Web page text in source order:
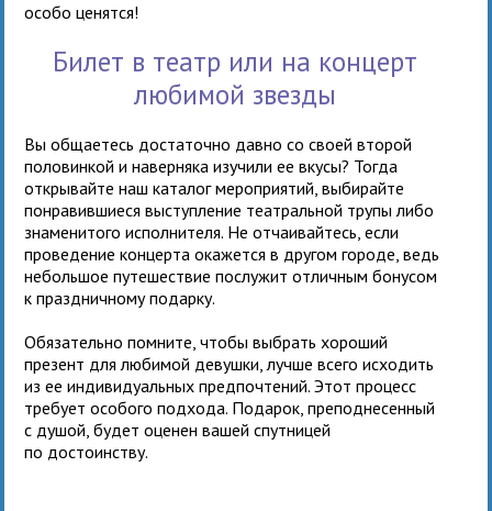
особо ценятся!
Билет в театр или на концерт
любимой звезды
Вы общаетесь достаточно давно со своей второй
половинкой и наверняка изучили ее вкусы? Тогда
открывайте наш каталог мероприятий, выбирайте
понравившиеся выступление театральной трупы либо
знаменитого исполнителя. Не отчаивайтесь, если
проведение концерта окажется в другом городе, ведь
небольшое путешествие послужит отличным бонусом
к праздничному подарку.
Обязательно помните, чтобы выбрать хороший
презент для любимой девушки, лучше всего исходить
из ее индивидуальных предпочтений. Этот процесс
требует особого подхода. Подарок, преподнесенный
с душой, будет оценен вашей спутницей
по достоинству.